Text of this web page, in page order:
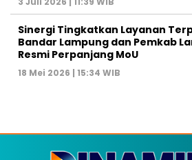
Sinergi Tingkatkan Layanan
Bandar Lampung dan Pemkab
Resmi Perpanjang MoU
18 Mei 2026 | 15:34 WIB